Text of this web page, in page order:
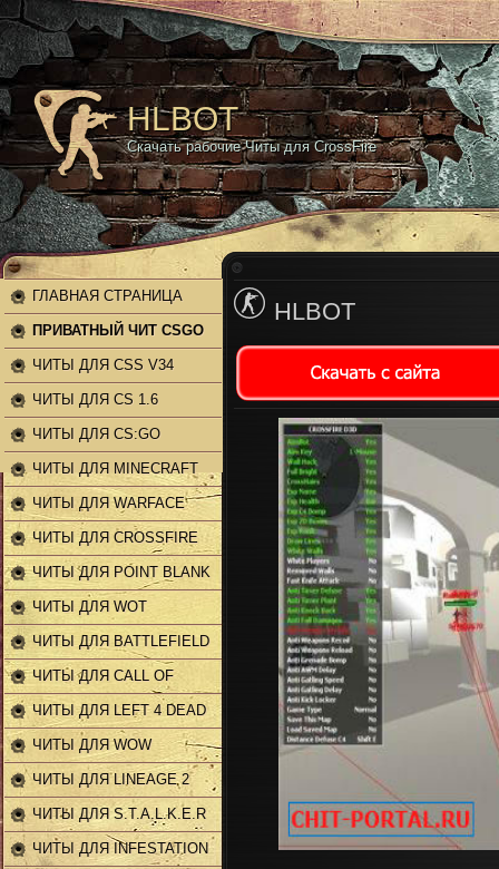
HLBOT
Скачать рабочие Читы для CrossFire
ГЛАВНАЯ СТРАНИЦА
ПРИВАТНЫЙ ЧИТ CSGO
ЧИТЫ ДЛЯ CSS V34
ЧИТЫ ДЛЯ CS 1.6
ЧИТЫ ДЛЯ CS:GO
ЧИТЫ ДЛЯ MINECRAFT
ЧИТЫ ДЛЯ WARFACE
ЧИТЫ ДЛЯ CROSSFIRE
ЧИТЫ ДЛЯ POINT BLANK
ЧИТЫ ДЛЯ WOT
ЧИТЫ ДЛЯ BATTLEFIELD
ЧИТЫ ДЛЯ CALL OF
DUTY
ЧИТЫ ДЛЯ LEFT 4 DEAD
2
ЧИТЫ ДЛЯ WOW
ЧИТЫ ДЛЯ LINEAGE 2
ЧИТЫ ДЛЯ S.T.A.L.K.E.R
ЧИТЫ ДЛЯ INFESTATION
HLBOT